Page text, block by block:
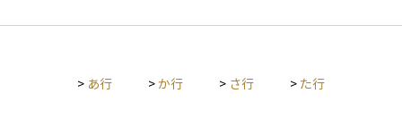
「○月○日に支払いが完了したら自動的に代金を送る」と設定
いため、金融取引、保険、不動産、サプライチェーンなどさま
> あ行 >か行 > さ行 > た行